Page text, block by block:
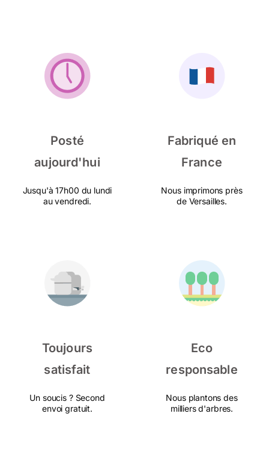
Posté
aujourd'hui
Jusqu'à 17h00 du lundi
au vendredi.
Fabriqué en
France
Nous imprimons près
de Versailles.
Toujours
satisfait
Un soucis ? Second
envoi gratuit.
Eco
responsable
Nous plantons des
milliers d'arbres.